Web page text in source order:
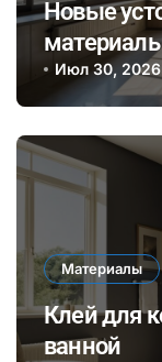
Новые
бетона по
Июл 30, 2026
Материалы
Клей для
ванной